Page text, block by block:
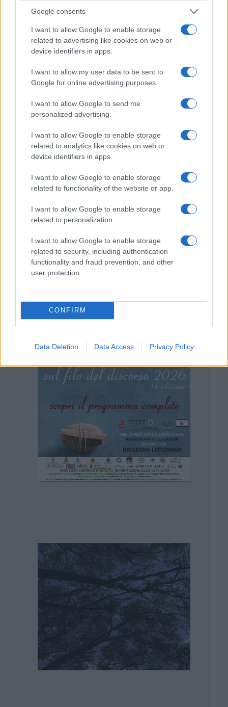
Google consents
I want to allow Google to enable storage
related to advertising like cookies on web or
device identifiers in apps.
I want to allow my user data to be sent to
Google for online advertising purposes.
I want to allow Google to send me
personalized advertising.
I want to allow Google to enable storage
related to analytics like cookies on web or
device identifiers in apps.
I want to allow Google to enable storage
related to functionality of the website or app.
I want to allow Google to enable storage
related to personalization.
I want to allow Google to enable storage
related to security, including authentication
functionality and fraud prevention, and other
user protection.
CONFIRM
Data Deletion Data Access Privacy Policy
Fa
ce
bo
ok
Tw
itt
er
Pi
nt
er
es
t
W
ha
ts
Ap
p
Sh
ar
+ Aggiungi a Google Calendar
+ Esporta iCal
Tags: EVENTI OLBIA , IN EVIDENZA